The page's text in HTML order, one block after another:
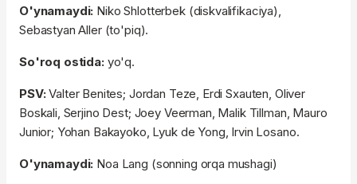
O'ynamaydi: Niko Shlotterbek (diskvalifikaciya),
Sebastyan Aller (to'piq).
So'roq ostida:yo'q.
PSV:Valter Benites; Jordan Teze, Erdi Sxauten, Oliver
Boskali, Serjino Dest; Joey Veerman, Malik Tillman, Mauro
Junior; Yohan Bakayoko, Lyuk de Yong, Irvin Losano.
O'ynamaydi: Noa Lang (sonning orqa mushagi)